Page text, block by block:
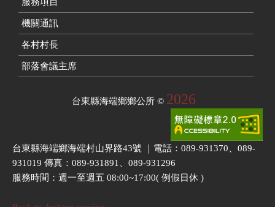
機關通訊
各村村長
部落會議主席
台東縣海端鄉鄉公所 © 2026
台東縣海端鄉海端村山界路43號 ｜電話：089-931370、089-
931019 傳真：089-931891、089-931296
服務時間：週一至週五 08:00~17:00( 例假日休 )